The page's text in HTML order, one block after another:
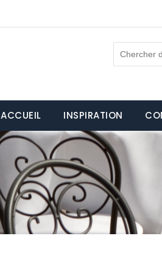
ACCUEIL INSPIRATION